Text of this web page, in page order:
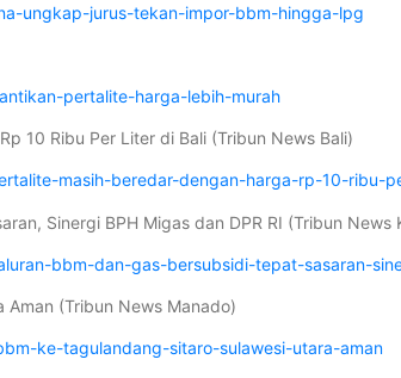
ungkap-jurus-tekan-impor-bbm-hingga-lpg
pertalite-harga-lebih-murah
10 Ribu Per Liter di Bali (Tribun News Bali)
masih-beredar-dengan-harga-rp-10-ribu-
Sinergi BPH Migas dan DPR RI (Tribun News
bbm-dan-gas-bersubsidi-tepat-sasaran-
Aman (Tribun News Manado)
ke-tagulandang-sitaro-sulawesi-utara-aman